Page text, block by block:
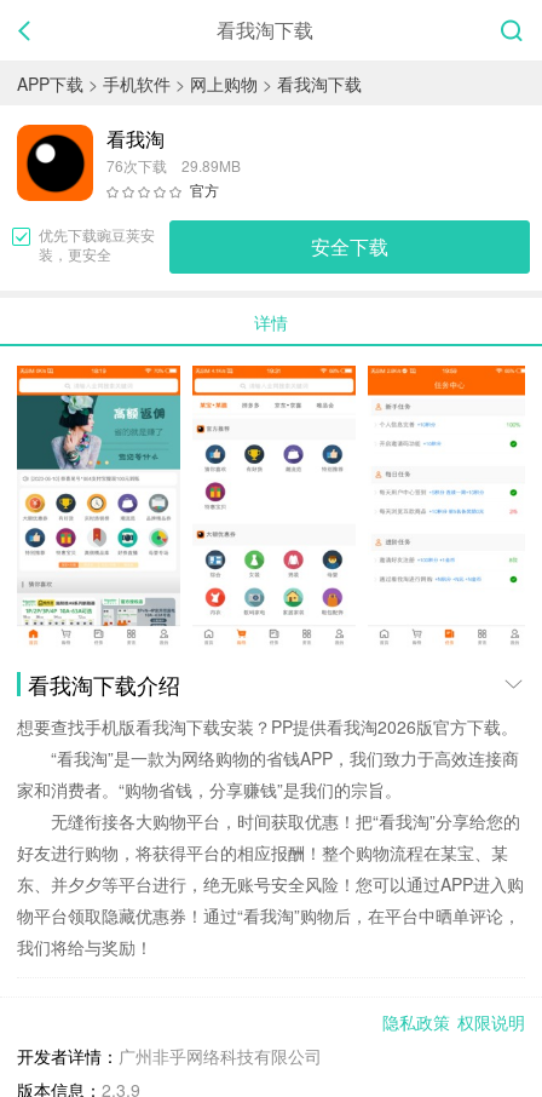
看我淘下载
APP下载 > 手机软件 > 网上购物 > 看我淘下载
看我淘
76次下载 29.89MB
官方
优先下载豌豆荚安
装，更安全
安全下载
详情
看我淘下载介绍
想要查找手机版看我淘下载安装？PP提供看我淘2026版官方下载。
“看我淘”是一款为网络购物的省钱APP，我们致力于高效连接商
家和消费者。“购物省钱，分享赚钱”是我们的宗旨。
无缝衔接各大购物平台，时间获取优惠！把“看我淘”分享给您的
好友进行购物，将获得平台的相应报酬！整个购物流程在某宝、某
东、并夕夕等平台进行，绝无账号安全风险！您可以通过APP进入购
物平台领取隐藏优惠券！通过“看我淘”购物后，在平台中晒单评论，
我们将给与奖励！
1. 优化首页显示，增加首页公告。
2. 升级适应某宝联盟新规则。
隐私政策 权限说明
开发者详情： 广州非乎网络科技有限公司
版本信息： 2.3.9